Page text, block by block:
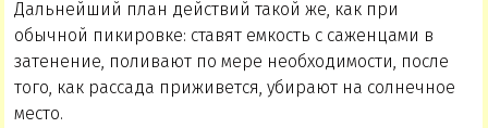
Дальнейший план действий такой же, как при
обычной пикировке: ставят емкость с саженцами в
затенение, поливают по мере необходимости, после
того, как рассада приживется, убирают на солнечное
место.